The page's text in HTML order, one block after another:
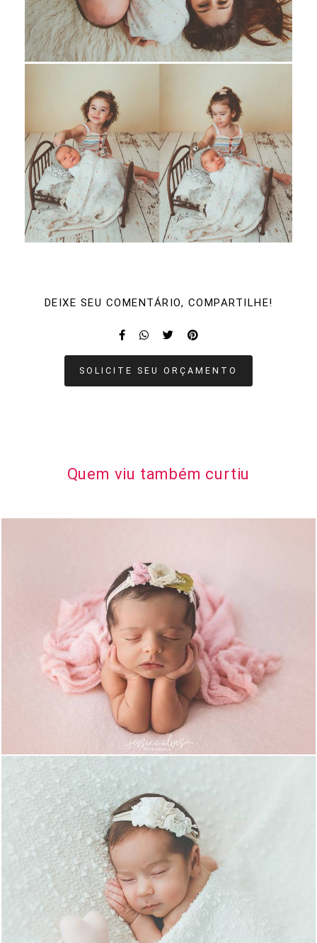
DEIXE SEU COMENTÁRIO, COMPARTILHE!
SOLICITE SEU ORÇAMENTO
Quem viu também curtiu
1561
1288